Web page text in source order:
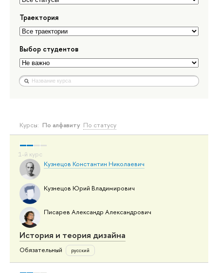
Траектория
Выбор студентов
Курсы: По алфавиту По статусу
Кузнецов Константин Николаевич
Кузнецов Юрий Владимирович
Писарев Александр Александрович
История и теория дизайна
Обязательный русский